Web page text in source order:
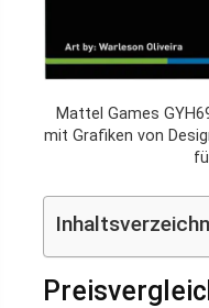
Mattel Games
mit Grafiken von